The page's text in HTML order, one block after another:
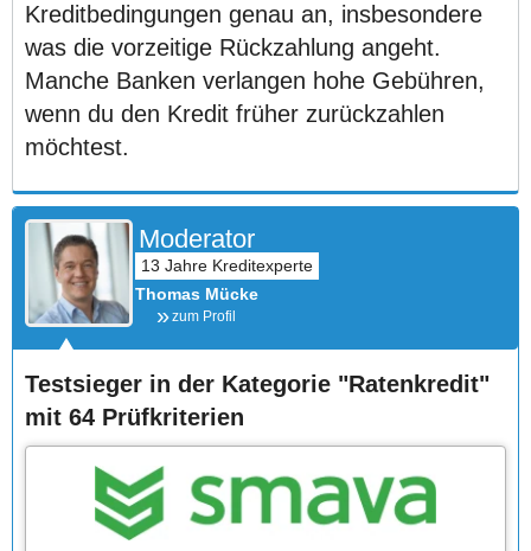
Kreditbedingungen genau an, insbesondere
was die vorzeitige Rückzahlung angeht.
Manche Banken verlangen hohe Gebühren,
wenn du den Kredit früher zurückzahlen
möchtest.
Moderator
Thomas Mücke
zum Profil
Testsieger in der Kategorie "Ratenkredit"
mit 64 Prüfkriterien